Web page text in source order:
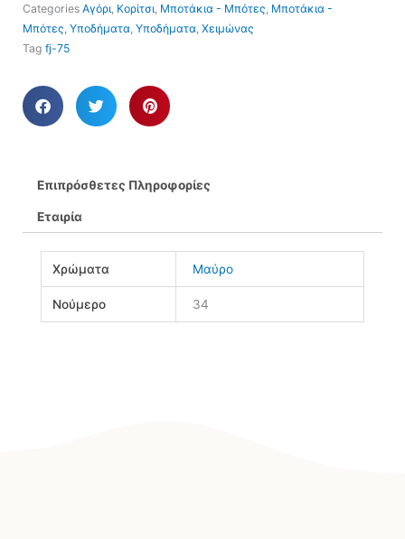
Categories Αγόρι Κορίτσι Μποτάκια - Μπότες Μποτάκια -
Μπότες Υποδήματα Υποδήματα Χειμώνας
Tag fj-75
Επιπρόσθετες Πληροφορίες
Εταιρία
Χρώματα Μαύρο
Νούμερο 34